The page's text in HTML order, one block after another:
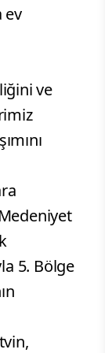
ev
ve
5. Bölge